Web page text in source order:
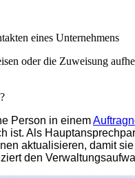
eines Unternehmens
oder die Zuweisung
Person in einem
ist. Als
aktualisieren, damit
den